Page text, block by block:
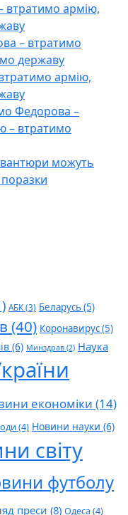
втратимо армію,
– втратимо
державу
армію,
Федорова –
– втратимо
можуть
АБК(3) Беларусь(5)
(40) Коронавирус(5)
(6) Минздрав (2) Наука
економіки (14)
(4) Новини науки (6)
світу
футболу
преси (8) Одеса (4)